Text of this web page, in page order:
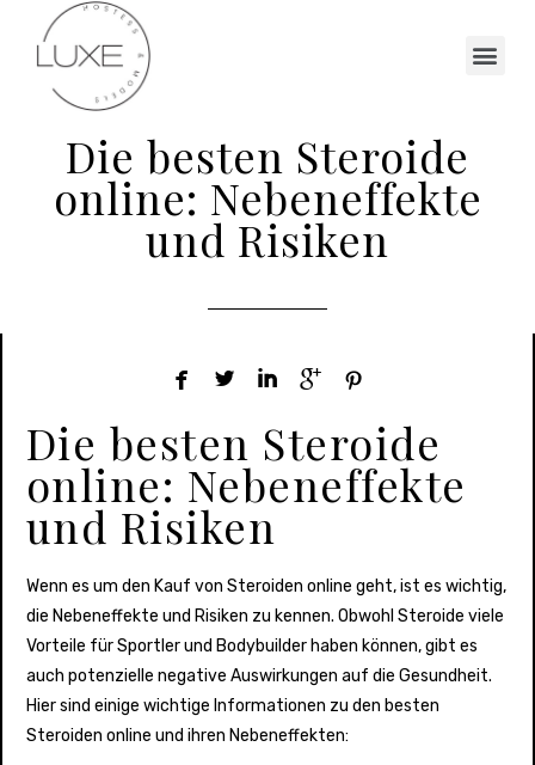
Die besten Steroide
online: Nebeneffekte
und Risiken
    
Die besten Steroide
online: Nebeneffekte
und Risiken
Wenn es um den Kauf von Steroiden online geht, ist es wichtig,
die Nebeneffekte und Risiken zu kennen. Obwohl Steroide viele
Vorteile für Sportler und Bodybuilder haben können, gibt es
auch potenzielle negative Auswirkungen auf die Gesundheit.
Hier sind einige wichtige Informationen zu den besten
Steroiden online und ihren Nebeneffekten: